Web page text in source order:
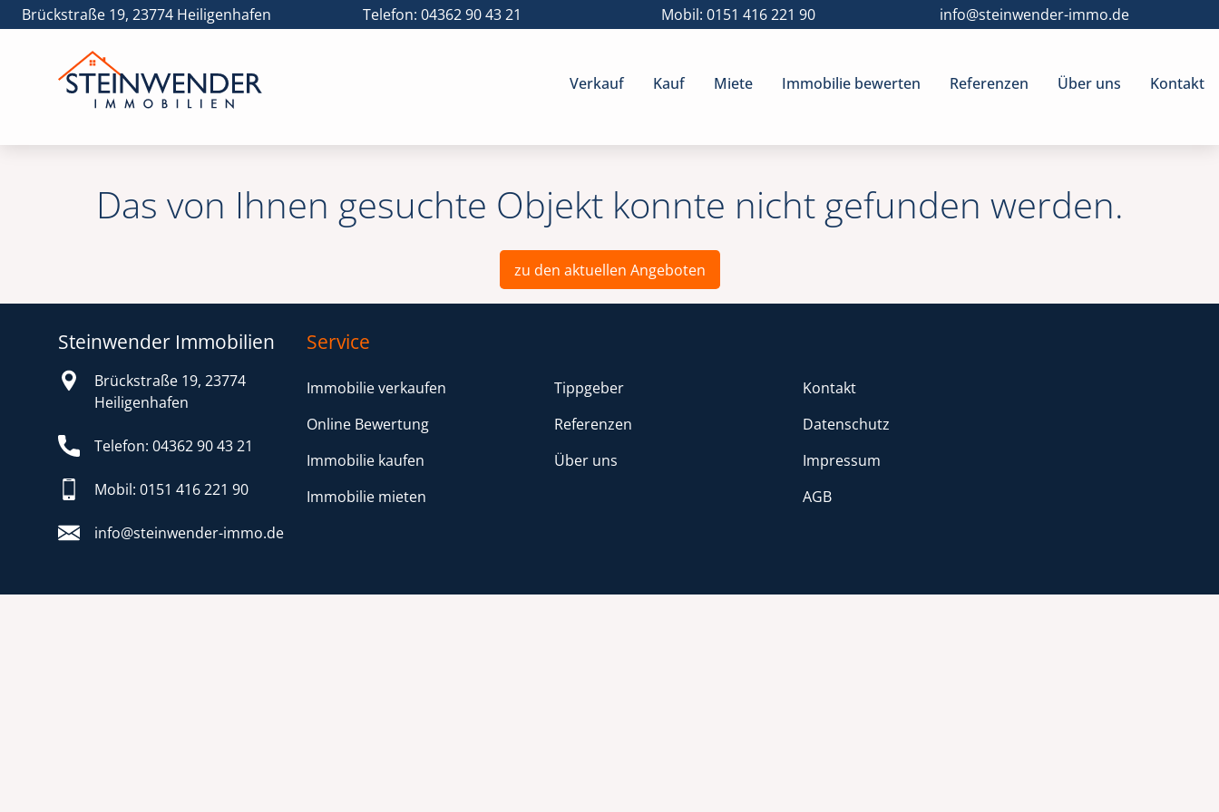
Brückstraße 19, 23774 Heiligenhafen Telefon: 04362 90 43 21 Mobil: 0151 416 221 90 info@steinwender-immo.de
Verkauf Kauf Miete Immobilie bewerten Referenzen Über uns Kontakt
Das von Ihnen gesuchte Objekt konnte nicht gefunden werden.
zu den aktuellen Angeboten
Steinwender Immobilien
Brückstraße 19, 23774
Heiligenhafen
Telefon: 04362 90 43 21
Mobil: 0151 416 221 90
info@steinwender-immo.de
Service
Immobilie verkaufen
Online Bewertung
Immobilie kaufen
Immobilie mieten
Tippgeber
Referenzen
Über uns
Kontakt
Datenschutz
Impressum
AGB